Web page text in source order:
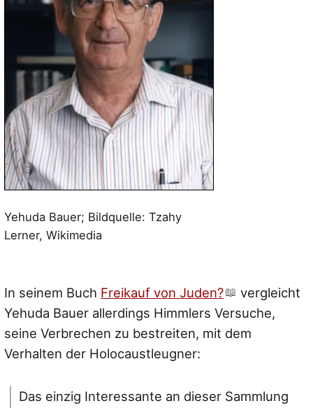
Yehuda Bauer; Bildquelle: Tzahy
Lerner, Wikimedia
In seinem Buch Freikauf von Juden?
vergleicht
Yehuda Bauer allerdings Himmlers Versuche,
seine Verbrechen zu bestreiten, mit dem
Verhalten der Holocaustleugner:
Das einzig Interessante an dieser Sammlung